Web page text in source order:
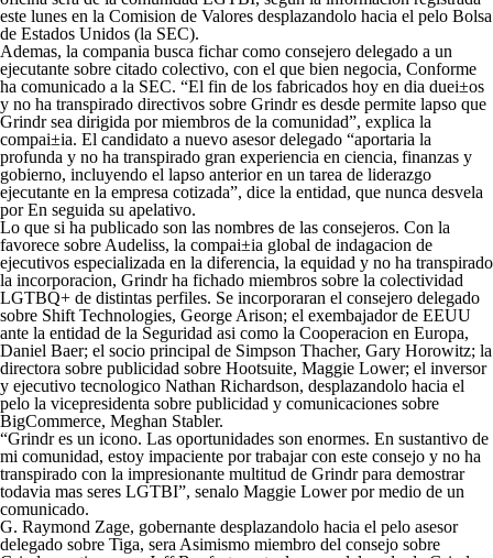
este lunes en la Comision de Valores desplazandolo hacia el pelo Bolsa
de Estados Unidos (la SEC).
Ademas, la compania busca fichar como consejero delegado a un
ejecutante sobre citado colectivo, con el que bien negocia, Conforme
ha comunicado a la SEC. “El fin de los fabricados hoy en di­a duei±os
y no ha transpirado directivos sobre Grindr es desde permite lapso que
Grindr sea dirigida por miembros de la comunidad”, explica la
compai±i­a. El candidato a nuevo asesor delegado “aportaria la
profunda y no ha transpirado gran experiencia en ciencia, finanzas y
gobierno, incluyendo el lapso anterior en un tarea de liderazgo
ejecutante en la empresa cotizada”, dice la entidad, que nunca desvela
por En seguida su apelativo.
Lo que si ha publicado son las nombres de las consejeros. Con la
favorece sobre Audeliss, la compai±i­a global de indagacion de
ejecutivos especializada en la diferencia, la equidad y no ha transpirado
la incorporacion, Grindr ha fichado miembros sobre la colectividad
LGTBQ+ de distintas perfiles. Se incorporaran el consejero delegado
sobre Shift Technologies, George Arison; el exembajador de EEUU
ante la entidad de la Seguridad asi­ como la Cooperacion en Europa,
Daniel Baer; el socio principal de Simpson Thacher, Gary Horowitz; la
directora sobre publicidad sobre Hootsuite, Maggie Lower; el inversor
y ejecutivo tecnologico Nathan Richardson, desplazandolo hacia el
pelo la vicepresidenta sobre publicidad y comunicaciones sobre
BigCommerce, Meghan Stabler.
“Grindr es un icono. Las oportunidades son enormes. En sustantivo de
mi comunidad, estoy impaciente por trabajar con este consejo y no ha
transpirado con la impresionante multitud de Grindr para demostrar
todavia mas seres LGTBI”, senalo Maggie Lower por medio de un
comunicado.
G. Raymond Zage, gobernante desplazandolo hacia el pelo asesor
delegado sobre Tiga, sera Asimismo miembro del consejo sobre